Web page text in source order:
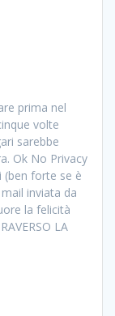
prima nel
volte
sarebbe
Ok No Privacy
(ben forte se è
inviata da
la felicità
LA